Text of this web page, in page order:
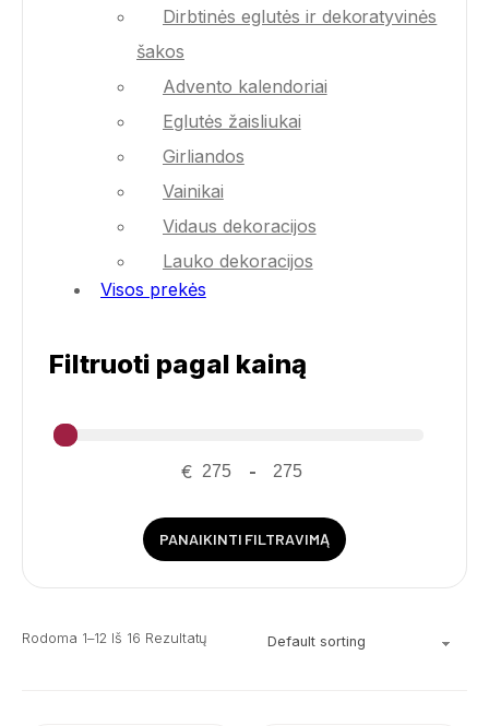
Dirbtinės eglutės ir dekoratyvinės
šakos
Advento kalendoriai
Eglutės žaisliukai
Girliandos
Vainikai
Vidaus dekoracijos
Lauko dekoracijos
Visos prekės
Filtruoti pagal kainą
€ -
PANAIKINTI FILTRAVIMĄ
Rodoma 1–12 Iš 16 Rezultatų